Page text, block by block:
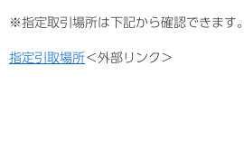
※指定取引場所は下記から確認できます。
指定引取場所＜外部リンク＞